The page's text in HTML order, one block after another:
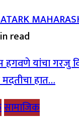
read
सामाजिक